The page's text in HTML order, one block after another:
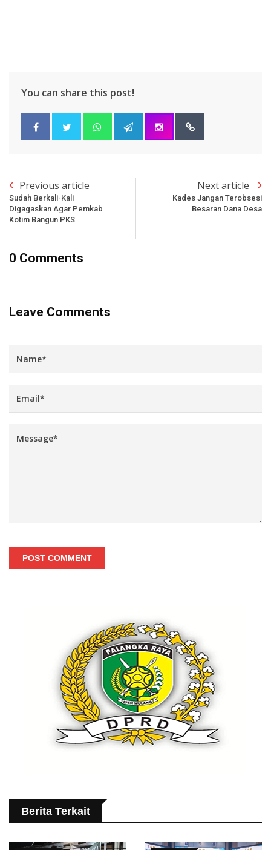
You can share this post!
Previous article
Sudah Berkali-Kali
Digagaskan Agar Pemkab
Kotim Bangun PKS
Next article
Kades Jangan Terobsesi
Besaran Dana Desa
0 Comments
Leave Comments
POST COMMENT
Berita Terkait